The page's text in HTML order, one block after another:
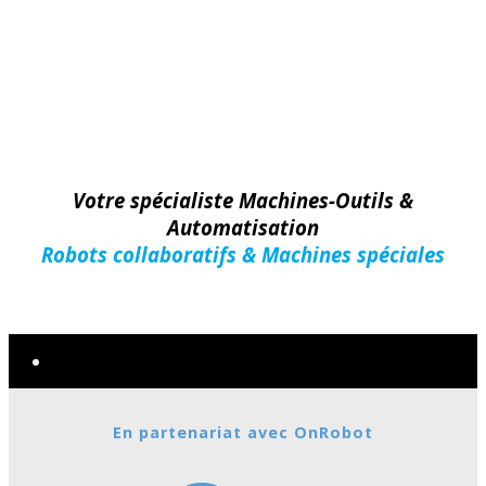
Votre spécialiste Machines-Outils &
Automatisation
Robots collaboratifs & Machines spéciales
En partenariat avec OnRobot